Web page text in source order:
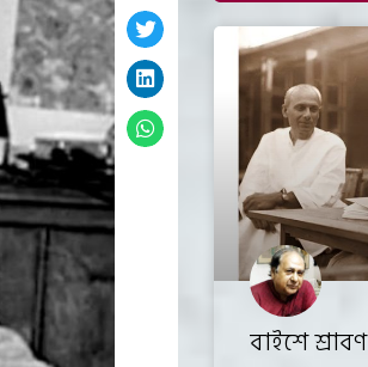
বাইশে শ্রাবণ